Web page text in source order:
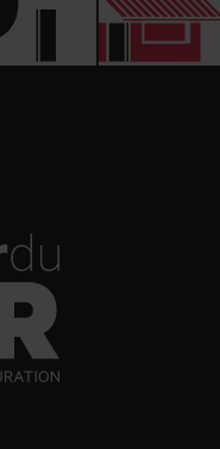
et y répondront